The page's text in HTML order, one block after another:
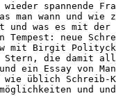
spannende
man wann und
was es mit der
Tempest: neue
mit Birgit
die damit
ein Essay von
wie üblich Schreib-
und